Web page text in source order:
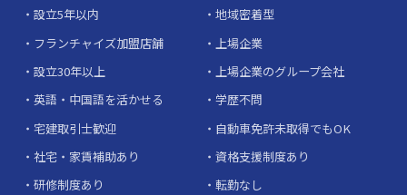
設立5年以内
地域密着型
フランチャイズ加盟店舗
上場企業
設立30年以上
上場企業のグループ会社
英語・中国語を活かせる
学歴不問
宅建取引士歓迎
自動車免許未取得でもOK
社宅・家賃補助あり
資格支援制度あり
研修制度あり
転勤なし